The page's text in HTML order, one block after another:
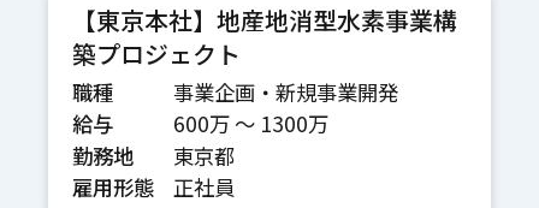
【東京本社】地産地消型水素事業構
築プロジェクト
職種
事業企画・新規事業開発
給与
600万 〜 1300万
勤務地
東京都
雇用形態
正社員